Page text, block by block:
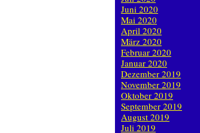
Juni 2020
Mai 2020
April 2020
März 2020
Februar 2020
Januar 2020
Dezember 2019
November 2019
Oktober 2019
September 2019
August 2019
Juli 2019